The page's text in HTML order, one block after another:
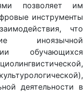
позволяет им
инструменты
что
иноязычной
обучающихся
деятельности в